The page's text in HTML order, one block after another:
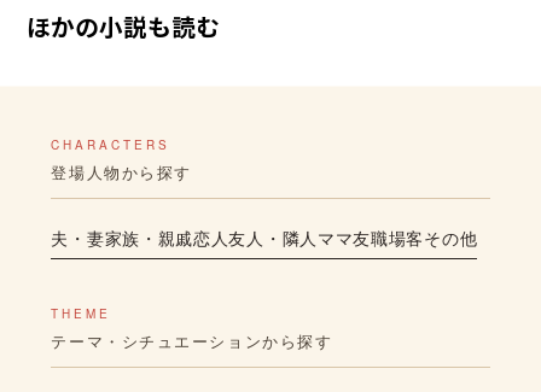
ほかの小説も読む
CHARACTERS
登場人物から探す
夫・妻家族・親戚恋人友人・隣人 ママ友職場客その他
THEME
テーマ・シチュエーションから探す